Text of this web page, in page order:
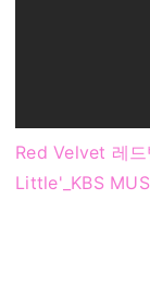
Red Velvet 레
Little'_KBS